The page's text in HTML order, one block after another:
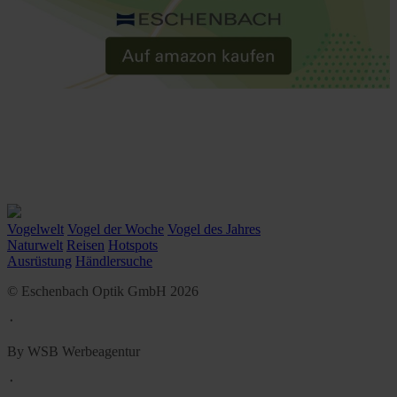
Vogelwelt Vogel der Woche Vogel des Jahres
Naturwelt Reisen Hotspots
Ausrüstung Händlersuche
© Eschenbach Optik GmbH 2026
᛫
By WSB Werbeagentur
᛫